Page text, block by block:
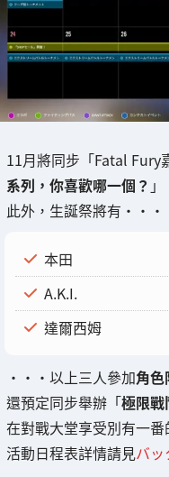
11月將同步「Fatal Fury
系列，你喜歡哪一個？ 」
此外，生誕祭將有・・・
本田
A.K.I.
達爾西姆
・・・以上三人參加角
還預定同步舉辦「極限戰
在對戰大堂享受別有一番
活動日程表詳情請見バ